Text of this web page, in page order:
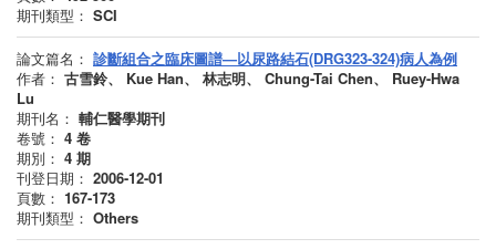
期刊類型： SCI
論文篇名： 診斷組合之臨床圖譜—以尿路結石(DRG323-324)病人為例
作者： 古雪鈴、 Kue Han、 林志明、 Chung-Tai Chen、 Ruey-Hwa
Lu
期刊名： 輔仁醫學期刊
卷號： 4 卷
期別： 4 期
刊登日期： 2006-12-01
頁數： 167-173
期刊類型： Others